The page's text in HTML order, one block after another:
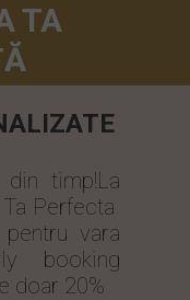
timp!La
Perfecta
vara
booking
doar 20%
TA